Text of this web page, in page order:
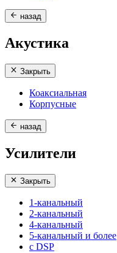
назад
Акустика
Закрыть
Коаксиальная
Корпусные
назад
Усилители
Закрыть
1-канальный
2-канальный
4-канальный
5-канальный и более
с DSP